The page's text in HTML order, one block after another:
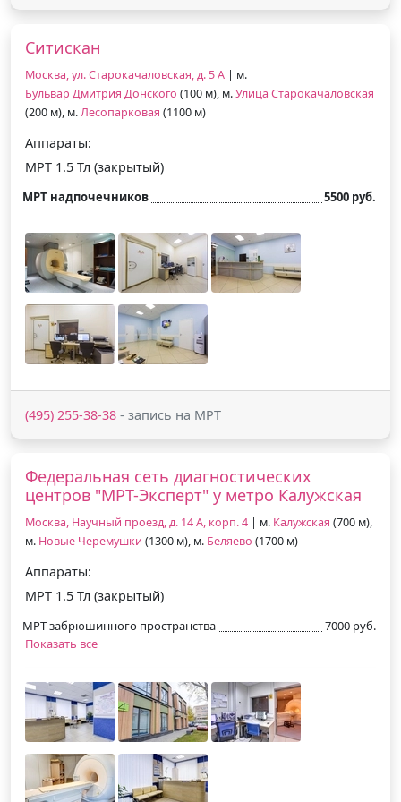
Ситискан
Москва, ул. Старокачаловская, д. 5 А | м.
Бульвар Дмитрия Донского (100 м), м.Улица Старокачаловская
(200 м), м.Лесопарковая (1100 м)
Аппараты:
МРТ 1.5 Тл (закрытый)
МРТ надпочечников 5500 руб.
(495) 255-38-38 - запись на МРТ
Федеральная сеть диагностических
центров "МРТ-Эксперт" у метро Калужская
Москва, Научный проезд, д. 14 А, корп. 4 | м. Калужская (700 м),
м. Новые Черемушки (1300 м), м. Беляево (1700 м)
Аппараты:
МРТ 1.5 Тл (закрытый)
МРТ забрюшинного пространства
7000 руб.
Показать все